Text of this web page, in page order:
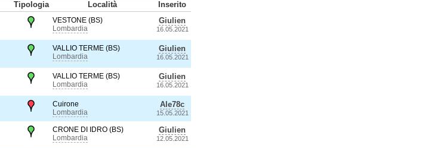
Tipologia Località
Inserito
VESTONE (BS)
Lombardia
Giulien
16.05.2021
VALLIO TERME (BS)
Lombardia
Giulien
16.05.2021
VALLIO TERME (BS)
Lombardia
Giulien
16.05.2021
Cuirone
Lombardia
Ale78c
15.05.2021
CRONE DI IDRO (BS)
Lombardia
Giulien
12.05.2021